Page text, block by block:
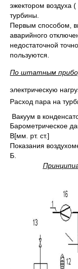
эжектором воздуха
турбины.
Первым способом,
аварийного
недостаточной
пользуются.
По штатным
электрическую
Расход
Вакуум в
B[мм. рт. ст.]
Показания
Б.